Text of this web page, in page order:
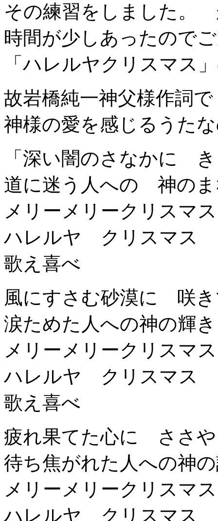
その練習をしました。
時間が少しあったので
「ハレルヤクリスマス
故岩橋純一神父様作詞で
神様の愛を感じるうた
「深い闇のさなかに
道に迷う人への 神の
メリーメリークリスマ
ハレルヤ クリスマス
歌え喜べ
風にすさむ砂漠に 咲
涙ためた人への神の輝き
メリーメリークリスマ
ハレルヤ クリスマス
歌え喜べ
疲れ果てた心に ささ
待ち焦がれた人への神
メリーメリークリスマ
ハレルヤ クリスマス